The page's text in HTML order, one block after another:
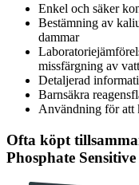
Enkel och säker
Bestämning av
dammar
missfärgning av
Detaljerad
Barnsäkra
Användning för att
Ofta köpt
Phosphate